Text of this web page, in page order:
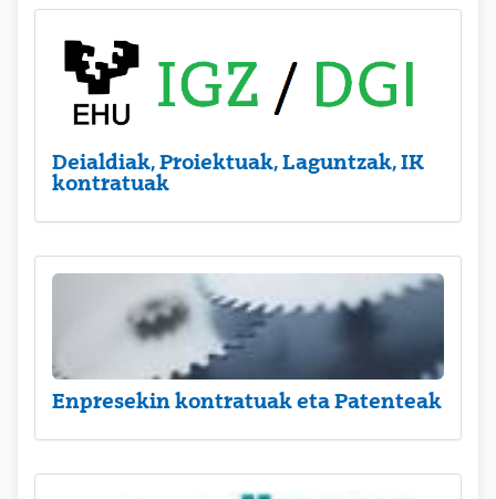
Deialdiak, Proiektuak, Laguntzak, IK
kontratuak
Enpresekin kontratuak eta Patenteak